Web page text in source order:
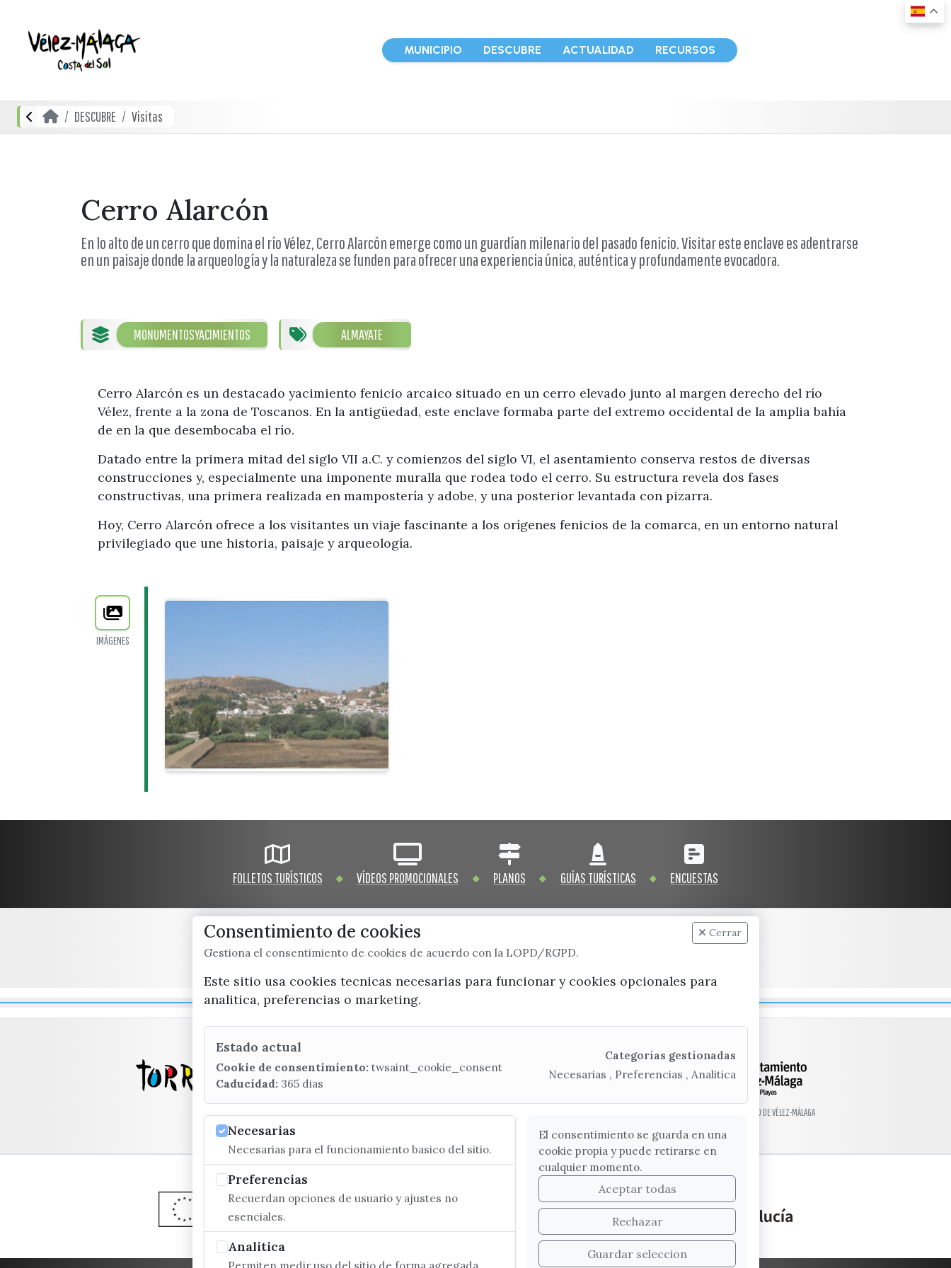
MUNICIPIO DESCUBRE ACTUALIDAD RECURSOS
DESCUBRE Visitas
Cerro Alarcón
En lo alto de un cerro que domina el río Vélez, Cerro Alarcón emerge como un guardían milenario del pasado fenicio. Visitar este enclave es adentrarse
en un paisaje donde la arqueología y la naturaleza se funden para ofrecer una experiencia única, auténtica y profundamente evocadora.
MONUMENTOSYACIMIENTOS ALMAYATE
Cerro Alarcón es un destacado yacimiento fenicio arcaico situado en un cerro elevado junto al margen derecho del río
Vélez, frente a la zona de Toscanos. En la antigüedad, este enclave formaba parte del extremo occidental de la amplia bahía
de en la que desembocaba el río.
Datado entre la primera mitad del siglo VII a.C. y comienzos del siglo VI, el asentamiento conserva restos de diversas
construcciones y, especialmente una imponente muralla que rodea todo el cerro. Su estructura revela dos fases
constructivas, una primera realizada en mampostería y adobe, y una posterior levantada con pizarra.
Hoy, Cerro Alarcón ofrece a los visitantes un viaje fascinante a los orígenes fenicios de la comarca, en un entorno natural
privilegiado que une historia, paisaje y arqueología.
IMÁGENES
FOLLETOS TURÍSTICOS VÍDEOS PROMOCIONALES PLANOS GUÍAS TURÍSTICAS ENCUESTAS
instagram
turismo@velezmalaga.es
C/ Poniente, 2. CP 29740 - Torre del Mar
© EXCMO. AYUNTAMIENTO DE VÉLEZ-MÁLAGA
Consentimiento de cookies
Gestiona el consentimiento de cookies de acuerdo con la LOPD/RGPD.
Cerrar
Este sitio usa cookies tecnicas necesarias para funcionar y cookies opcionales para
analitica, preferencias o marketing.
Estado actual
Cookie de consentimiento: twsaint_cookie_consent
Caducidad: 365 dias
Categorias gestionadas
Necesarias , Preferencias , Analitica
Necesarias
Necesarias para el funcionamiento basico del sitio.
Preferencias
Recuerdan opciones de usuario y ajustes no
esenciales.
Analitica
El consentimiento se guarda en una
cookie propia y puede retirarse en
cualquier momento.
Aceptar todas
Rechazar
Guardar seleccion